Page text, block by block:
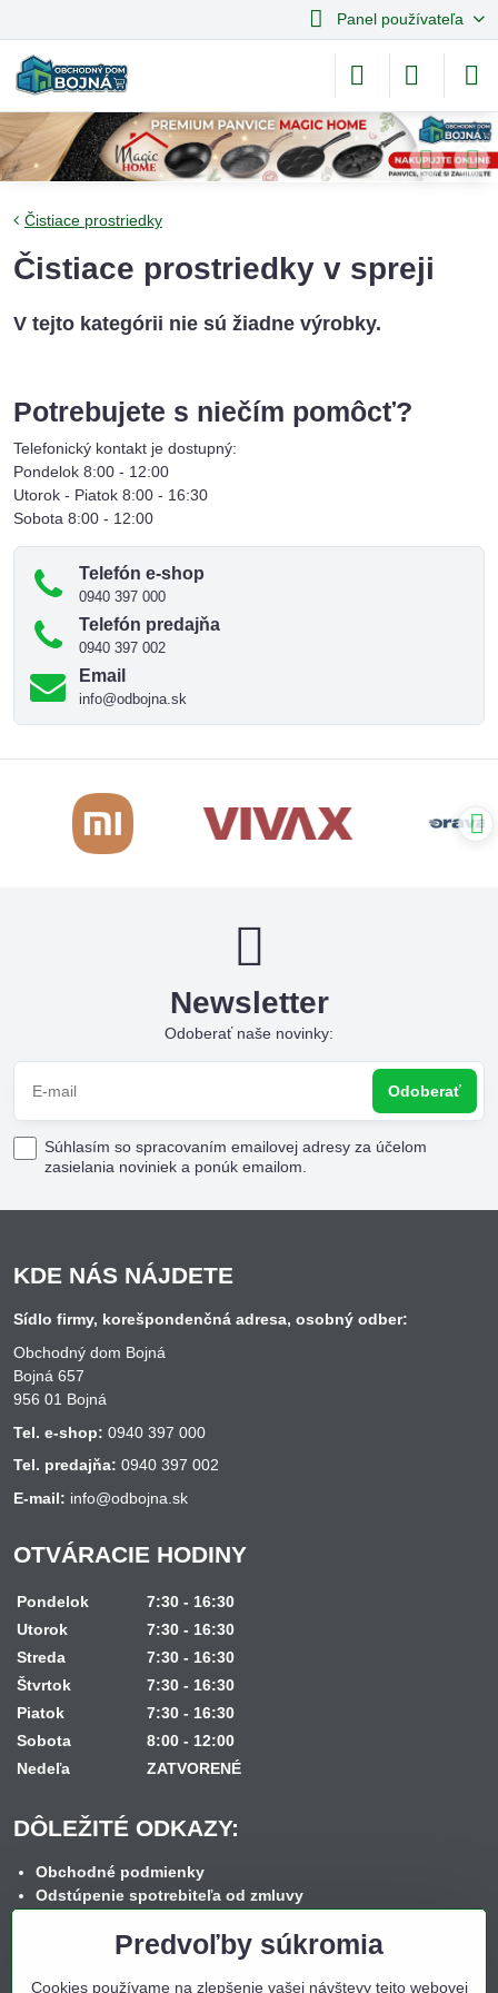
Panel používateľa
Čistiace prostriedky
Čistiace prostriedky v spreji
Potrebujete s niečím pomôcť?
Telefonický kontakt je dostupný:
Pondelok 8:00 - 12:00
Utorok - Piatok 8:00 - 16:30
Sobota 8:00 - 12:00
Telefón e-shop
0940 397 000
Telefón predajňa
0940 397 002
Email
info@odbojna.sk
Newsletter
Odoberať naše novinky:
Odoberať
Súhlasím so spracovaním emailovej adresy za účelom
zasielania noviniek a ponúk emailom.
KDE NÁS NÁJDETE
Sídlo firmy, korešpondenčná adresa, osobný odber:
Obchodný dom Bojná
Bojná 657
956 01 Bojná
Tel. e-shop: 0940 397 000
Tel. predajňa: 0940 397 002
E-mail: info@odbojna.sk
OTVÁRACIE HODINY
Pondelok
7:30 - 16:30
Utorok
7:30 - 16:30
Streda
7:30 - 16:30
Štvrtok
7:30 - 16:30
Piatok
7:30 - 16:30
Sobota
8:00 - 12:00
Nedeľa
ZATVORENÉ
DÔLEŽITÉ ODKAZY:
Obchodné podmienky
Odstúpenie spotrebiteľa od zmluvy
Reklamačný formulár
Spôsob platby
Predvoľby súkromia
Cookies používame na zlepšenie vašej návštevy tejto webovej